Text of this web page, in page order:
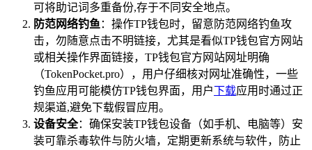
可将助记词多重备份,存于不同安全地点。
防范网络钓鱼 ：操作TP钱包时，留意防范网络钓鱼攻
击，勿随意点击不明链接，尤其是看似TP钱包官方网站
或相关操作界面链接，TP钱包官方网站网址明确
（TokenPocket.pro），用户仔细核对网址准确性，一些
钓鱼应用可能模仿TP钱包界面，用户下载应用时通过正
规渠道,避免下载假冒应用。
设备安全：确保安装TP钱包设备（如手机、电脑等）安
装可靠杀毒软件与防火墙，定期更新系统与软件，防止